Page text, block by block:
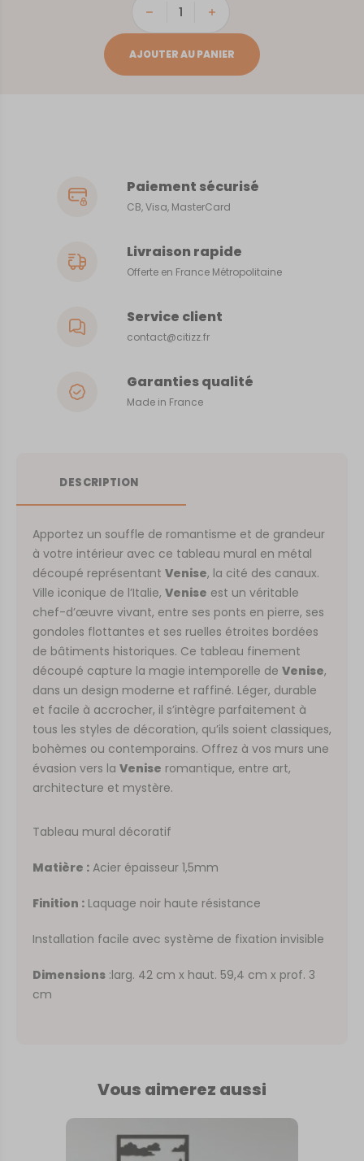
quantité
VENEZIA
AJOUTER AU PANIER
Paiement sécurisé
CB, Visa, MasterCard
Livraison rapide
Offerte en France Métropolitaine
Service client
contact@citizz.fr
Garanties qualité
Made in France
DESCRIPTION
Apportez un souffle de romantisme et de grandeur
à votre intérieur avec ce tableau mural en métal
découpé représentant Venise, la cité des canaux.
Ville iconique de l’Italie, Venise est un véritable
chef-d’œuvre vivant, entre ses ponts en pierre, ses
gondoles flottantes et ses ruelles étroites bordées
de bâtiments historiques. Ce tableau finement
découpé capture la magie intemporelle de Venise,
dans un design moderne et raffiné. Léger, durable
et facile à accrocher, il s’intègre parfaitement à
tous les styles de décoration, qu’ils soient classiques,
bohèmes ou contemporains. Offrez à vos murs une
évasion vers la Venise romantique, entre art,
architecture et mystère.
Tableau mural décoratif
Matière : Acier épaisseur 1,5mm
Finition : Laquage noir haute résistance
Installation facile avec système de fixation invisible
Dimensions :larg. 42 cm x haut. 59,4 cm x prof. 3
cm
Vous aimerez aussi